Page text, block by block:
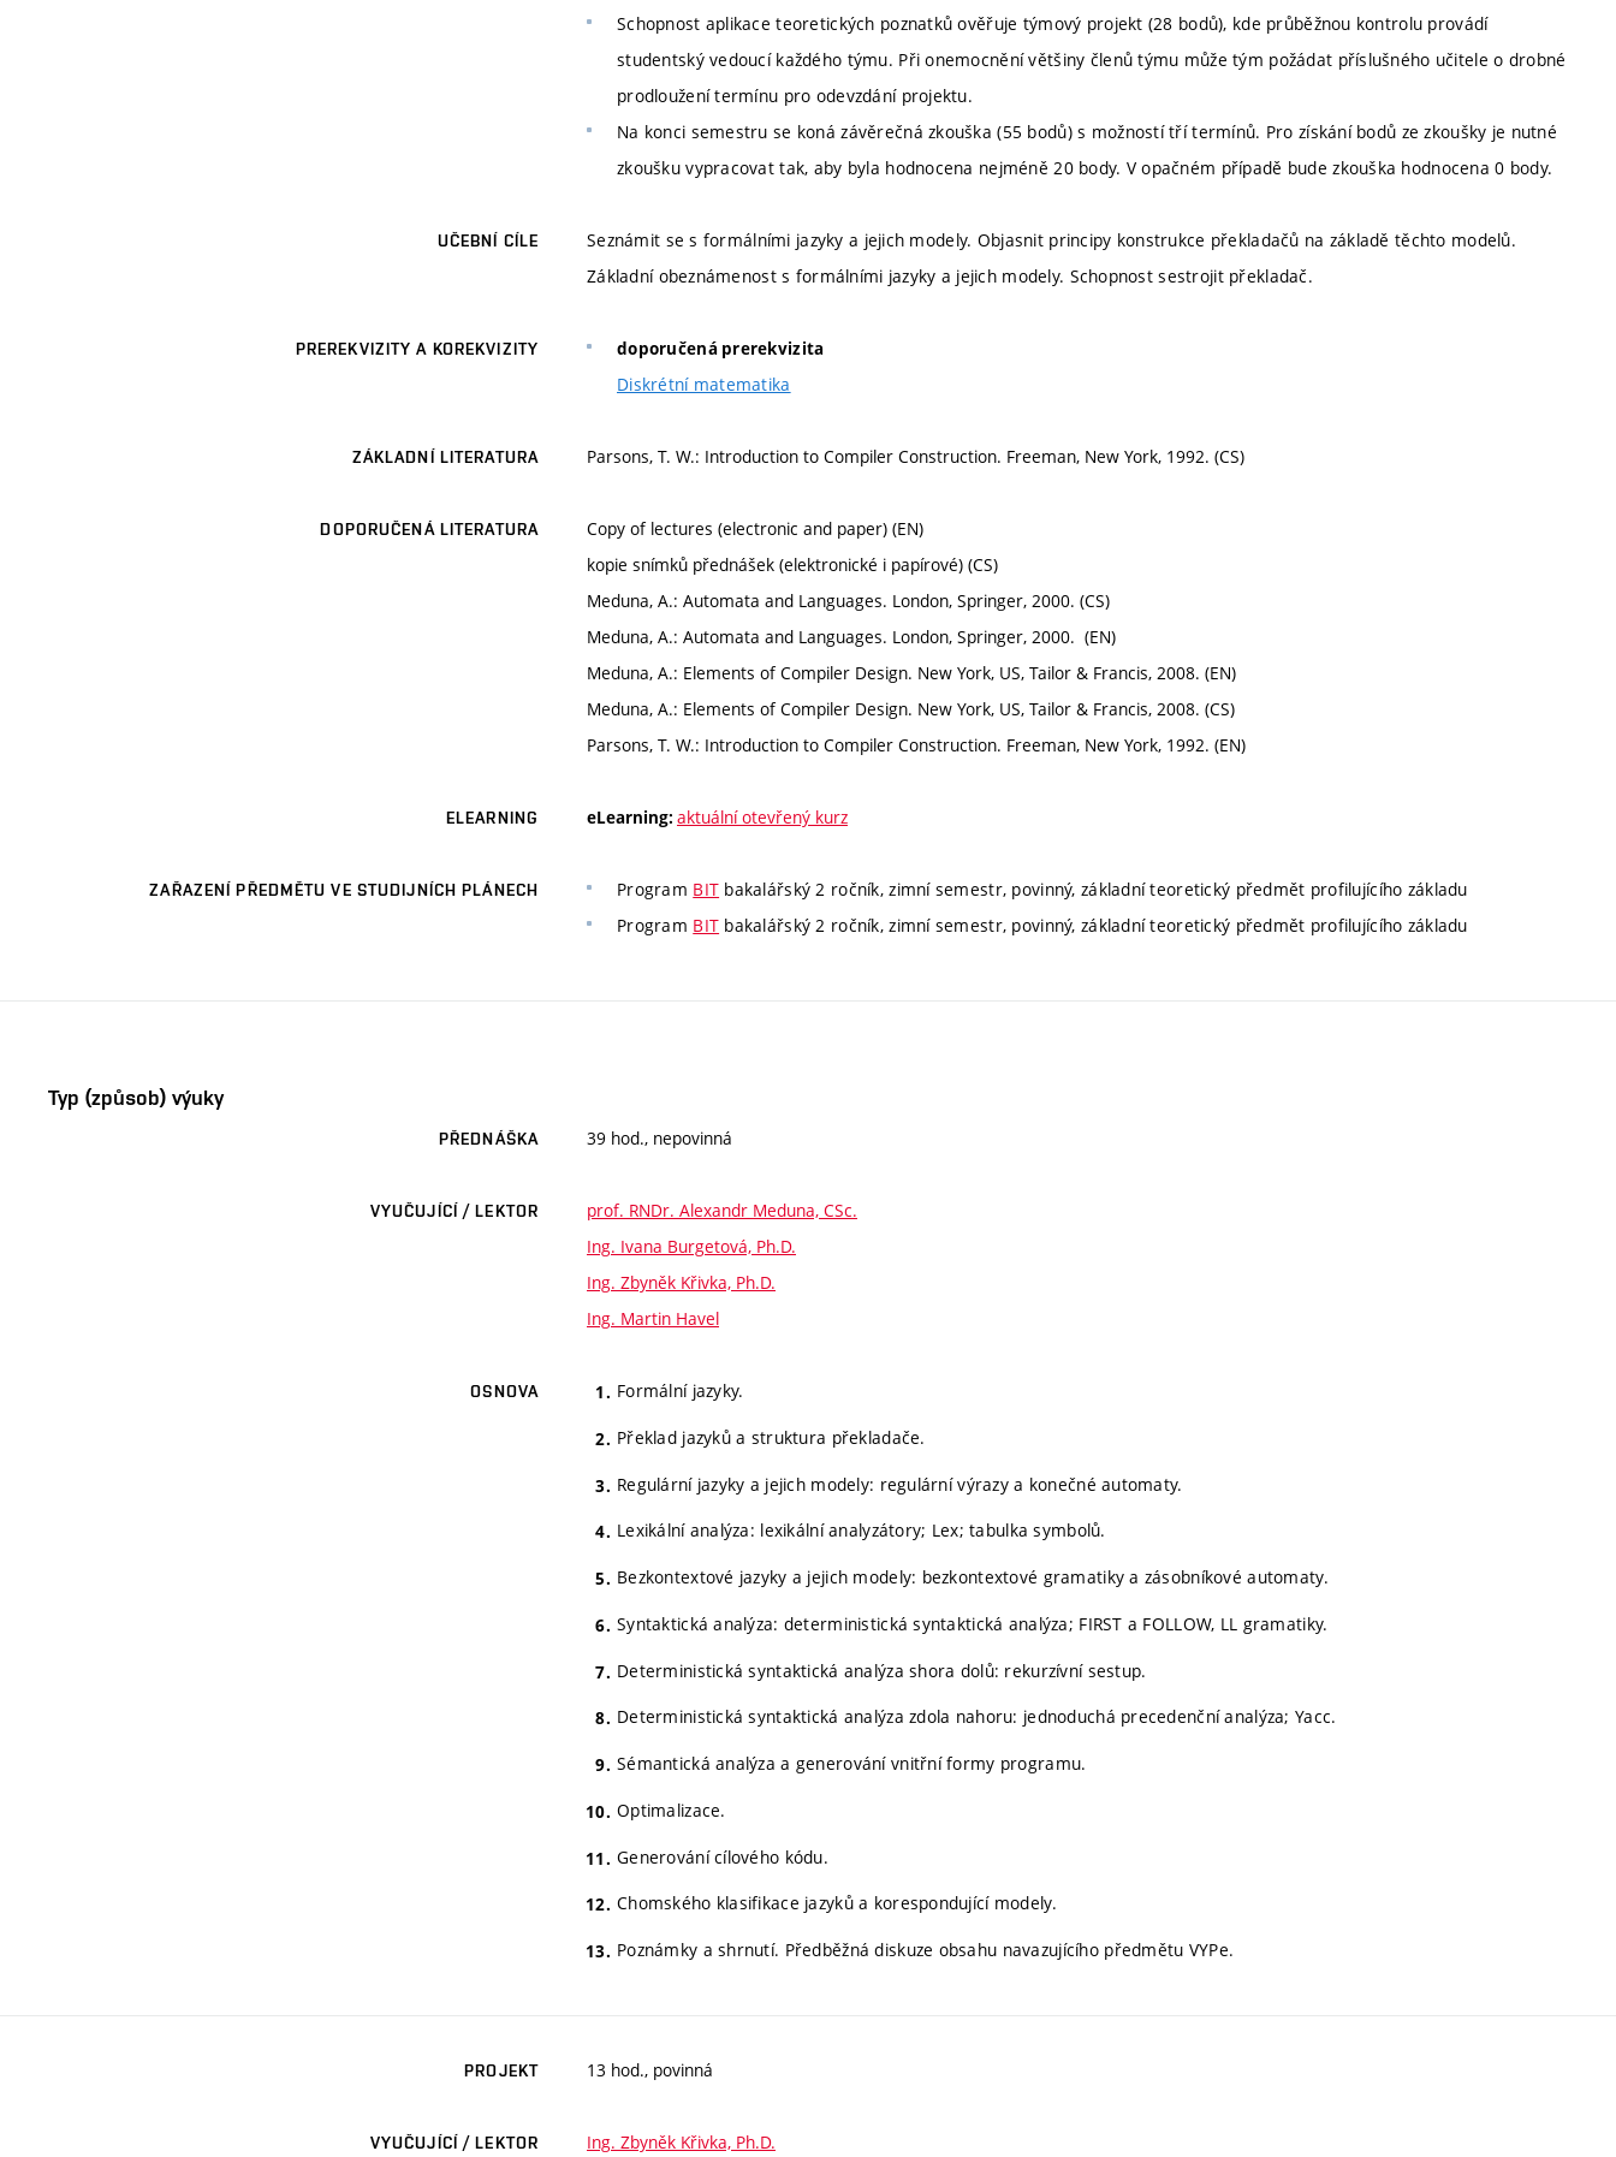
Schopnost aplikace teoretických poznatků ověřuje týmový projekt (28 bodů), kde průběžnou kontrolu provádí
studentský vedoucí každého týmu. Při onemocnění většiny členů týmu může tým požádat příslušného učitele o drobné
prodloužení termínu pro odevzdání projektu.
Na konci semestru se koná závěrečná zkouška (55 bodů) s možností tří termínů. Pro získání bodů ze zkoušky je nutné
zkoušku vypracovat tak, aby byla hodnocena nejméně 20 body. V opačném případě bude zkouška hodnocena 0 body.
UČEBNÍ CÍLE
Seznámit se s formálními jazyky a jejich modely. Objasnit principy konstrukce překladačů na základě těchto modelů.
Základní obeznámenost s formálními jazyky a jejich modely. Schopnost sestrojit překladač.
PREREKVIZITY A KOREKVIZITY doporučená prerekvizita
Diskrétní matematika
ZÁKLADNÍ LITERATURA Parsons, T. W.: Introduction to Compiler Construction. Freeman, New York, 1992. (CS)
DOPORUČENÁ LITERATURA
Copy of lectures (electronic and paper) (EN)
kopie snímků přednášek (elektronické i papírové) (CS)
Meduna, A.: Automata and Languages. London, Springer, 2000. (CS)
Meduna, A.: Automata and Languages. London, Springer, 2000. (EN)
Meduna, A.: Elements of Compiler Design. New York, US, Tailor & Francis, 2008. (EN)
Meduna, A.: Elements of Compiler Design. New York, US, Tailor & Francis, 2008. (CS)
Parsons, T. W.: Introduction to Compiler Construction. Freeman, New York, 1992. (EN)
ELEARNING eLearning: aktuální otevřený kurz
ZAŘAZENÍ PŘEDMĚTU VE STUDIJNÍCH PLÁNECH Program BIT bakalářský 2 ročník, zimní semestr, povinný, základní teoretický předmět profilujícího základu
Program BIT bakalářský 2 ročník, zimní semestr, povinný, základní teoretický předmět profilujícího základu
Typ (způsob) výuky
PŘEDNÁŠKA 39 hod., nepovinná
VYUČUJÍCÍ / LEKTOR
prof. RNDr. Alexandr Meduna, CSc.
Ing. Ivana Burgetová, Ph.D.
Ing. Zbyněk Křivka, Ph.D.
Ing. Martin Havel
OSNOVA Formální jazyky.
Překlad jazyků a struktura překladače.
Regulární jazyky a jejich modely: regulární výrazy a konečné automaty.
Lexikální analýza: lexikální analyzátory; Lex; tabulka symbolů.
Bezkontextové jazyky a jejich modely: bezkontextové gramatiky a zásobníkové automaty.
Syntaktická analýza: deterministická syntaktická analýza; FIRST a FOLLOW, LL gramatiky.
Deterministická syntaktická analýza shora dolů: rekurzívní sestup.
Deterministická syntaktická analýza zdola nahoru: jednoduchá precedenční analýza; Yacc.
Sémantická analýza a generování vnitřní formy programu.
Optimalizace.
Generování cílového kódu.
Chomského klasifikace jazyků a korespondující modely.
Poznámky a shrnutí. Předběžná diskuze obsahu navazujícího předmětu VYPe.
PROJEKT 13 hod., povinná
VYUČUJÍCÍ / LEKTOR Ing. Zbyněk Křivka, Ph.D.